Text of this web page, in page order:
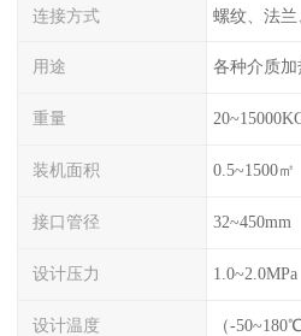
连接方式 螺纹、法
用途 各种介质
重量
装机面积 0.5~1500㎡
接口管径 32~450mm
设计压力 1.0~2.0MPa
设计温度 （-50~180℃